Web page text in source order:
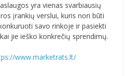
yra vienas svarbiausių
įrankių verslui, kuris nori būti
savo rinkoje ir pasiekti
jie ieško konkrečių sprendimų.
www.marketrats.lt/